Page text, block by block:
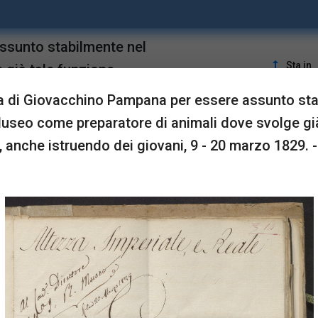
stabilmente nel
già tale funzione,
upgradeSta in
di Giovacchino Pampana per essere assunto
come preparatore di animali dove svolge
anche istruendo dei giovani, 9 - 20 marzo 1829.